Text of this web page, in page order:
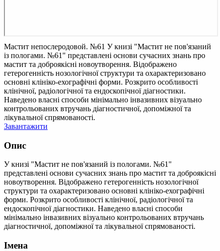
Мастит непослеродовой. №61 У книзі "Мастит не пов'язаний
із пологами. №61" представлені основи сучасних знань про
мастит та доброякісні новоутворення. Відображено
гетерогенність нозологічної структури та охарактеризовано
основні клініко-ехографічні форми. Розкрито особливості
клінічної, радіологічної та ендоскопічної діагностики.
Наведено власні способи мінімально інвазивних візуально
контрольованих втручань діагностичної, допоміжної та
лікувальної спрямованості.
Завантажити
Опис
У книзі "Мастит не пов'язаний із пологами. №61"
представлені основи сучасних знань про мастит та доброякісні
новоутворення. Відображено гетерогенність нозологічної
структури та охарактеризовано основні клініко-ехографічні
форми. Розкрито особливості клінічної, радіологічної та
ендоскопічної діагностики. Наведено власні способи
мінімально інвазивних візуально контрольованих втручань
діагностичної, допоміжної та лікувальної спрямованості.
Імена